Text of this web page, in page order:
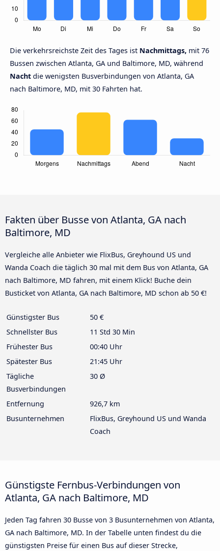
Die verkehrsreichste Zeit des Tages ist Nachmittags, mit 76
Bussen zwischen Atlanta, GA und Baltimore, MD, während
Nacht die wenigsten Busverbindungen von Atlanta, GA
nach Baltimore, MD, mit 30 Fahrten hat.
Fakten über Busse von Atlanta, GA nach
Baltimore, MD
Vergleiche alle Anbieter wie FlixBus, Greyhound US und
Wanda Coach die täglich 30 mal mit dem Bus von Atlanta, GA
nach Baltimore, MD fahren, mit einem Klick! Buche dein
Busticket von Atlanta, GA nach Baltimore, MD schon ab 50 €!
Günstigster Bus
50 €
Schnellster Bus
11 Std 30 Min
Frühester Bus
00:40 Uhr
Spätester Bus
21:45 Uhr
Tägliche
Busverbindungen
30 Ø
Entfernung
926,7 km
Busunternehmen
FlixBus, Greyhound US und Wanda
Coach
Günstigste Fernbus-Verbindungen von
Atlanta, GA nach Baltimore, MD
Jeden Tag fahren 30 Busse von 3 Busunternehmen von Atlanta,
GA nach Baltimore, MD. In der Tabelle unten findest du die
günstigsten Preise für einen Bus auf dieser Strecke,